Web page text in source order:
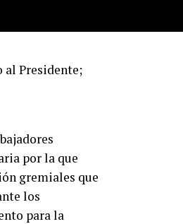
al Presidente;
por la que
gremiales que
los
para la